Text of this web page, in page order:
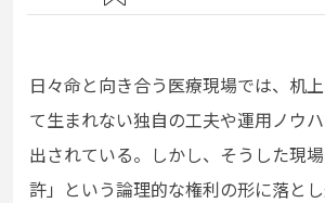
日々命と向き合う医療現場では、机
て生まれない独自の工夫や運用ノウ
出されている。しかし、そうした現
許」という論理的な権利の形に落と